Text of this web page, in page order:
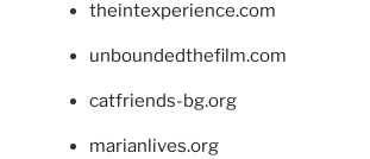
theintexperience.com
unboundedthefilm.com
catfriends-bg.org
marianlives.org